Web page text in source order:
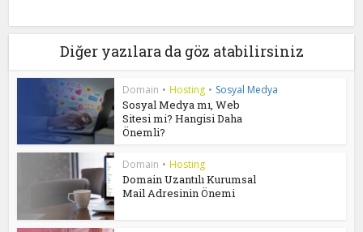
Diğer yazılara da göz atabilirsiniz
Domain • Hosting • Sosyal Medya
Sosyal Medya mı, Web
Sitesi mi? Hangisi Daha
Önemli?
Domain • Hosting
Domain Uzantılı Kurumsal
Mail Adresinin Önemi